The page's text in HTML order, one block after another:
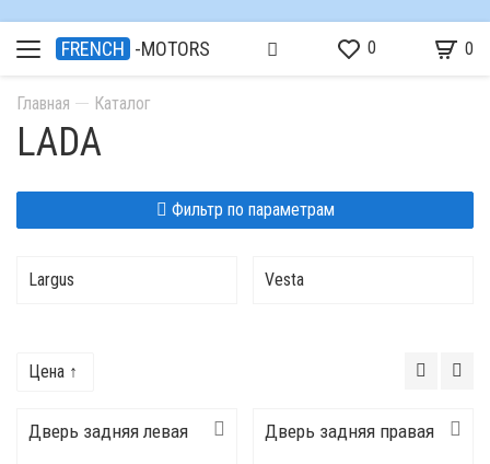
FRENCH -MOTORS 0 0
Главная Каталог
LADA
Фильтр по параметрам
Largus Vesta
Цена ↑
Дверь задняя левая Дверь задняя правая